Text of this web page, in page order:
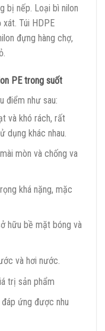
bị nếp. Loại bì nilon
Túi HDPE
đựng hàng chợ,
PE trong suốt
điểm như sau:
và khó rách, rất
dụng khác nhau.
mòn và chống va
khá nặng, mặc
hữu bề mặt bóng và
và hơi nước.
trị sản phẩm
ứng được nhu